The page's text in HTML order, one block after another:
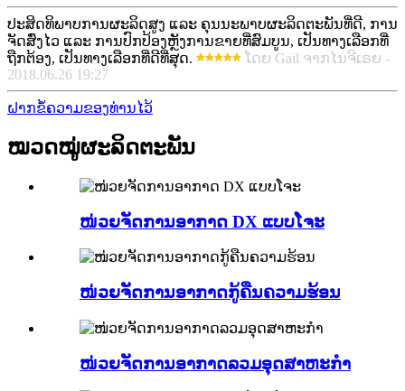
ປະສິດທິພາບການຜະລິດສູງ ແລະ ຄຸນນະພາບຜະລິດຕະພັນທີ່ດີ, ການ
ຈັດສົ່ງໄວ ແລະ ການປົກປ້ອງຫຼັງການຂາຍທີ່ສົມບູນ, ເປັນທາງເລືອກທີ່
ຖືກຕ້ອງ, ເປັນທາງເລືອກທີ່ດີທີ່ສຸດ.
ໂດຍ Gail ຈາກໄນຈີເຣຍ -
2018.06.26 19:27
ຝາກຂໍ້ຄວາມຂອງທ່ານໄວ້
ໝວດໝູ່ຜະລິດຕະພັນ
ໜ່ວຍຈັດການອາກາດ DX ແບບໂຈະ
ໜ່ວຍຈັດການອາກາດກູ້ຄືນຄວາມຮ້ອນ
ໜ່ວຍຈັດການອາກາດລວມອຸດສາຫະກຳ